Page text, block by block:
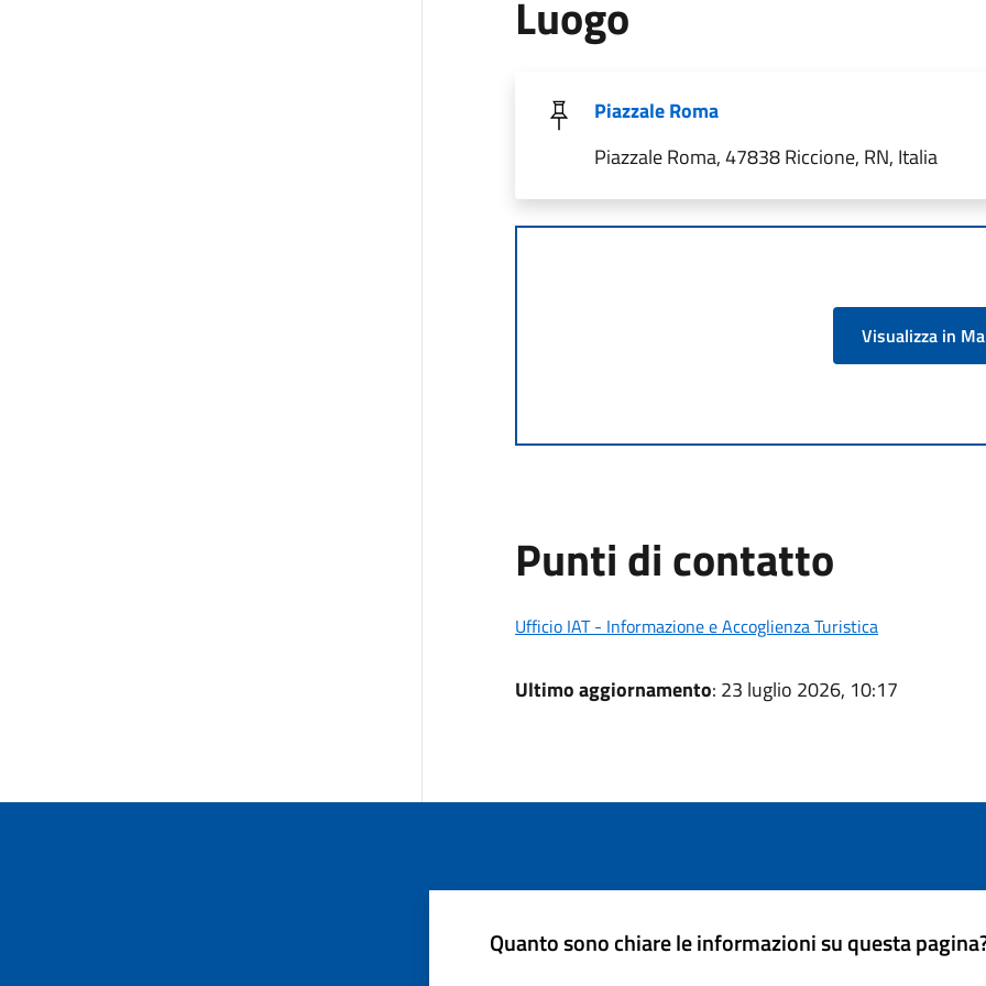
Luogo
Piazzale Roma
Piazzale Roma, 47838 Riccione, RN, Italia
Visualizza in
Punti di contatto
Ufficio IAT - Informazione e Accoglienza Turistica
Ultimo aggiornamento: 23 luglio 2026, 10:17
Quanto sono chiare le informazioni su questa